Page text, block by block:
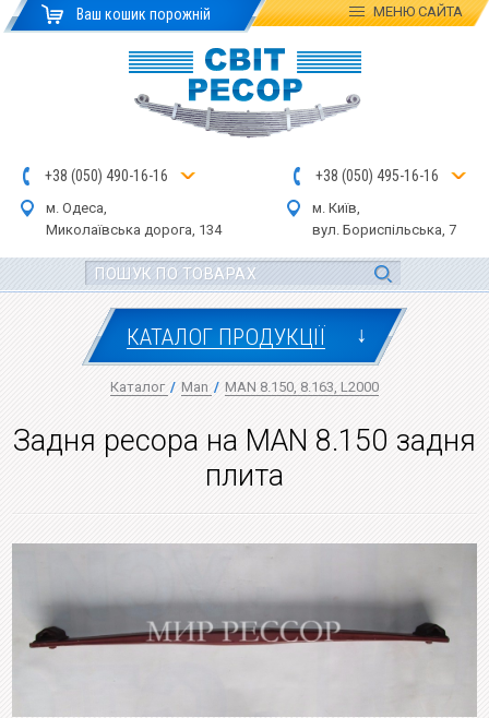
Ваш кошик порожній МЕНЮСАЙТА
+38 (050) 490-16-16
м. Одеса,
Миколаївська дорога, 134
+38 (050) 495-16-16
м. Київ,
вул. Бориспільська, 7
КАТАЛОГ ПРОДУКЦІЇ ↓
Каталог / Man / MAN 8.150, 8.163, L2000
Задня ресора на MAN 8.150 задня
плита